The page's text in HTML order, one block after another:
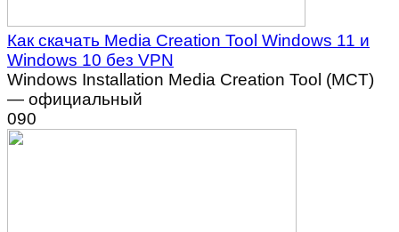
Как скачать Media Creation Tool Windows 11 и
Windows 10 без VPN
Windows Installation Media Creation Tool (MCT)
— официальный
090